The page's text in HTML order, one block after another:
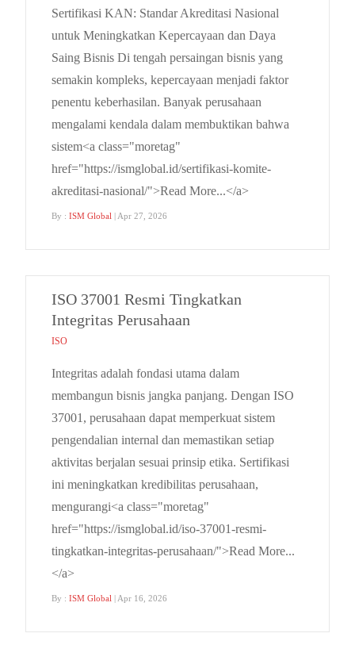
Sertifikasi KAN: Standar Akreditasi Nasional
untuk Meningkatkan Kepercayaan dan Daya
Saing Bisnis Di tengah persaingan bisnis yang
semakin kompleks, kepercayaan menjadi faktor
penentu keberhasilan. Banyak perusahaan
mengalami kendala dalam membuktikan bahwa
sistem<a class="moretag"
href="https://ismglobal.id/sertifikasi-komite-
akreditasi-nasional/">Read More...</a>
By : ISM Global | Apr 27, 2026
ISO 37001 Resmi Tingkatkan
Integritas Perusahaan
ISO
Integritas adalah fondasi utama dalam
membangun bisnis jangka panjang. Dengan ISO
37001, perusahaan dapat memperkuat sistem
pengendalian internal dan memastikan setiap
aktivitas berjalan sesuai prinsip etika. Sertifikasi
ini meningkatkan kredibilitas perusahaan,
mengurangi<a class="moretag"
href="https://ismglobal.id/iso-37001-resmi-
tingkatkan-integritas-perusahaan/">Read More...
</a>
By : ISM Global | Apr 16, 2026